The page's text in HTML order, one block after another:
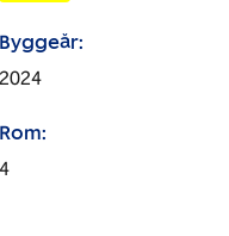
Byggeår:
2024
Rom:
4